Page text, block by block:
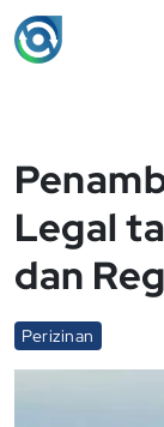
Legal
dan
Perizinan